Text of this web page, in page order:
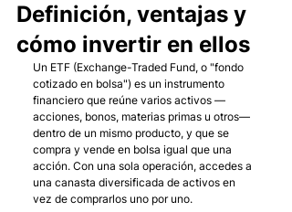
Definición, ventajas y
cómo invertir en ellos
Un ETF (Exchange-Traded Fund, o "fondo
cotizado en bolsa") es un instrumento
financiero que reúne varios activos —
acciones, bonos, materias primas u otros—
dentro de un mismo producto, y que se
compra y vende en bolsa igual que una
acción. Con una sola operación, accedes a
una canasta diversificada de activos en
vez de comprarlos uno por uno.